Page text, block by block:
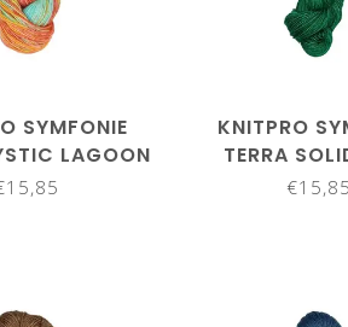
SYMFONIE
LAGOON
2029
KNITPRO
TERRA
EMERALD
€15,85